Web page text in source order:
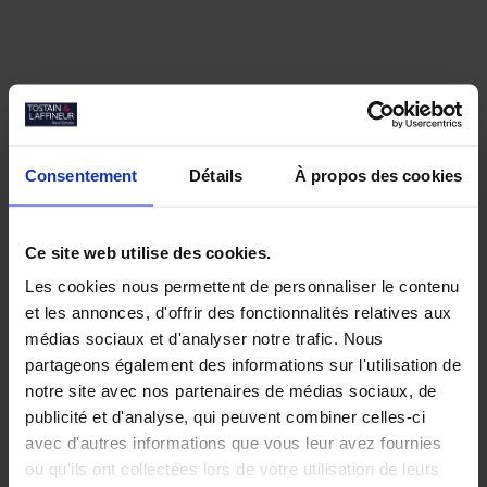
Consentement Détails À propos des cookies
Ce site web utilise des cookies.
Les cookies nous permettent de personnaliser le contenu
et les annonces, d'offrir des fonctionnalités relatives aux
médias sociaux et d'analyser notre trafic. Nous
partageons également des informations sur l'utilisation de
notre site avec nos partenaires de médias sociaux, de
publicité et d'analyse, qui peuvent combiner celles-ci
avec d'autres informations que vous leur avez fournies
ou qu'ils ont collectées lors de votre utilisation de leurs
Nos biens similaires